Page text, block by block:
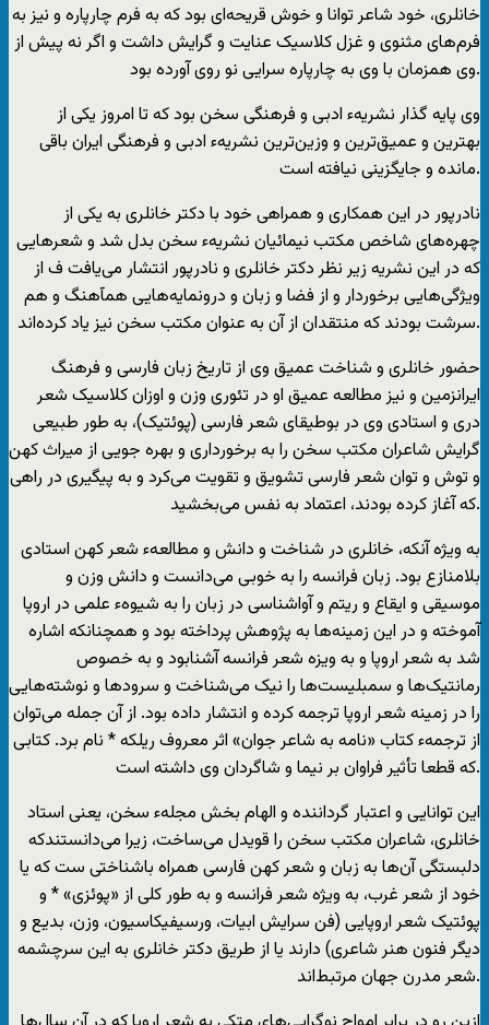
خانلری، خود شاعر توانا و خوش قریحه‌ای بود که به فرم چارپاره و نیز به
فرم‌های مثنوی و غزل کلاسیک عنایت و گرایش داشت و اگر نه پیش از
وی همزمان با وی به چارپاره سرایی نو روی آورده بود.
وی پایه گذار نشریهء ادبی و فرهنگی سخن بود که تا امروز یکی از
بهترین و عمیق‌ترین و وزین‌ترین نشریهء ادبی و فرهنگی ایران باقی
مانده و جایگزینی نیافته است.
نادرپور در این همکاری و همراهی خود با دکتر خانلری به یکی از
چهره‌های شاخص مکتب نیمائیان نشریهء سخن بدل شد و شعرهایی
که در این نشریه زیر نظر دکتر خانلری و نادرپور انتشار می‌یافت ف از
ویژگی‌هایی برخوردار و از فضا و زبان و درونمایه‌هایی همآهنگ و هم
سرشت بودند که منتقدان از آن به عنوان مکتب سخن نیز یاد کرده‌اند.
حضور خانلری و شناخت عمیق وی از تاریخ زبان فارسی و فرهنگ
ایرانزمین و نیز مطالعه عمیق او در تئوری وزن و اوزان کلاسیک شعر
دری و استادی وی در بوطیقای شعر فارسی (پوئتیک)، به طور طبیعی
گرایش شاعران مکتب سخن را به برخورداری و بهره جویی از میراث کهن
و توش و توان شعر فارسی تشویق و تقویت می‌کرد و به پیگیری در راهی
که آغاز کرده بودند، اعتماد به نفس می‌بخشید.
به ویژه آنکه، خانلری در شناخت و دانش و مطالعهء شعر کهن استادی
بلامنازع بود. زبان فرانسه را به خوبی می‌دانست و دانش وزن و
موسیقی و ایقاع و ریتم و آوا‌شناسی در زبان را به شیوهء علمی در اروپا
آموخته و در این زمینه‌ها به پژوهش پرداخته بود و همچنانکه اشاره
شد به شعر اروپا و به ویزه شعر فرانسه آشنابود و به خصوص
رمانتیک‌ها و سمبلیست‌ها را نیک می‌شناخت و سرود‌ها و نوشته‌هایی
را در زمینه شعر اروپا ترجمه کرده و انتشار داده بود. از آن جمله می‌توان
از ترجمهء کتاب «نامه به شاعر جوان» اثر معروف ریلکه * نام برد. کتابی
که قطعا تأثیر فراوان بر نیما و شاگردان وی داشته است.
این توانایی و اعتبار گرداننده و الهام بخش مجلهء سخن، یعنی استاد
خانلری، شاعران مکتب سخن را قویدل می‌ساخت، زیرا می‌دانستندکه
دلبستگی آن‌ها به زبان و شعر کهن فارسی همراه با‌شناختی ست که یا
خود از شعر غرب، به ویژه شعر فرانسه و به طور کلی از «پوئزی» * و
پوئتیک شعر اروپایی (فن سرایش ابیات، ورسیفیکاسیون، وزن، بدیع و
دیگر فنون هنر شاعری) دارند یا از طریق دکتر خانلری به این سرچشمه
شعر مدرن جهان مرتبط‌‌اند.